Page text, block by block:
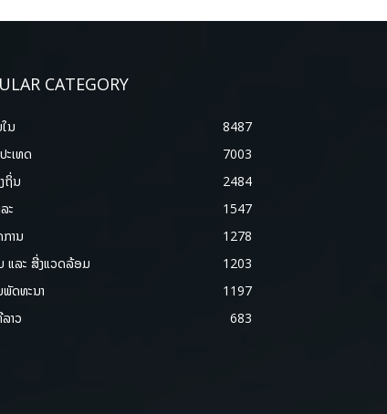
CATEGORY
ນ
8487
ະເທດ
7003
ຖິ່ນ
2484
ະ
1547
ການ
1278
ແລະ ສີ່ງແວດລ້ອມ
1203
ພັດທະນາ
1197
າວ
683